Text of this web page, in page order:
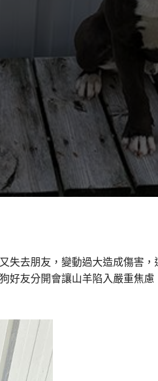
去朋友，變動過大造成傷害
友分開會讓山羊陷入嚴重焦